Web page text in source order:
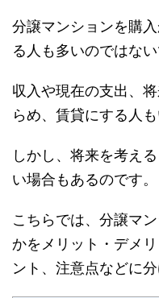
分譲マンションを購
る人も多いのではな
収入や現在の支出、
らめ、賃貸にする人
しかし、将来を考え
い場合もあるのです。
こちらでは、分譲マ
かをメリット・デメ
ント、注意点などに